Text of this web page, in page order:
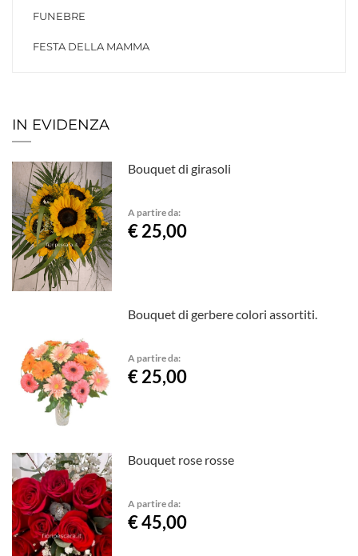
FUNEBRE
FESTA DELLA MAMMA
IN EVIDENZA
Bouquet di girasoli
A partire da:
€ 25,00
Bouquet di gerbere colori assortiti.
A partire da:
€ 25,00
Bouquet rose rosse
A partire da:
€ 45,00